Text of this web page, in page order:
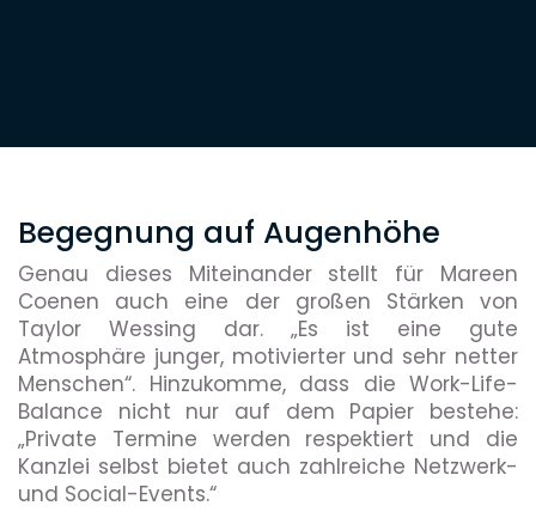
Begegnung auf Augenhöhe
Genau dieses Miteinander stellt für Mareen
Coenen auch eine der großen Stärken von
Taylor Wessing dar. „Es ist eine gute
Atmosphäre junger, motivierter und sehr netter
Menschen“. Hinzukomme, dass die Work-Life-
Balance nicht nur auf dem Papier bestehe:
„Private Termine werden respektiert und die
Kanzlei selbst bietet auch zahlreiche Netzwerk-
und Social-Events.“